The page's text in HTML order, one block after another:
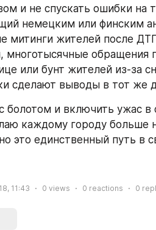
и не спускать ошибки на
немецким или финским
митинги жителей после
обращения
или бунт жителей из-за
сделают выводы в тот же
болотом и включить ужас в
каждому городу больше
это единственный путь в
11:43 0 views 0 reactions 0